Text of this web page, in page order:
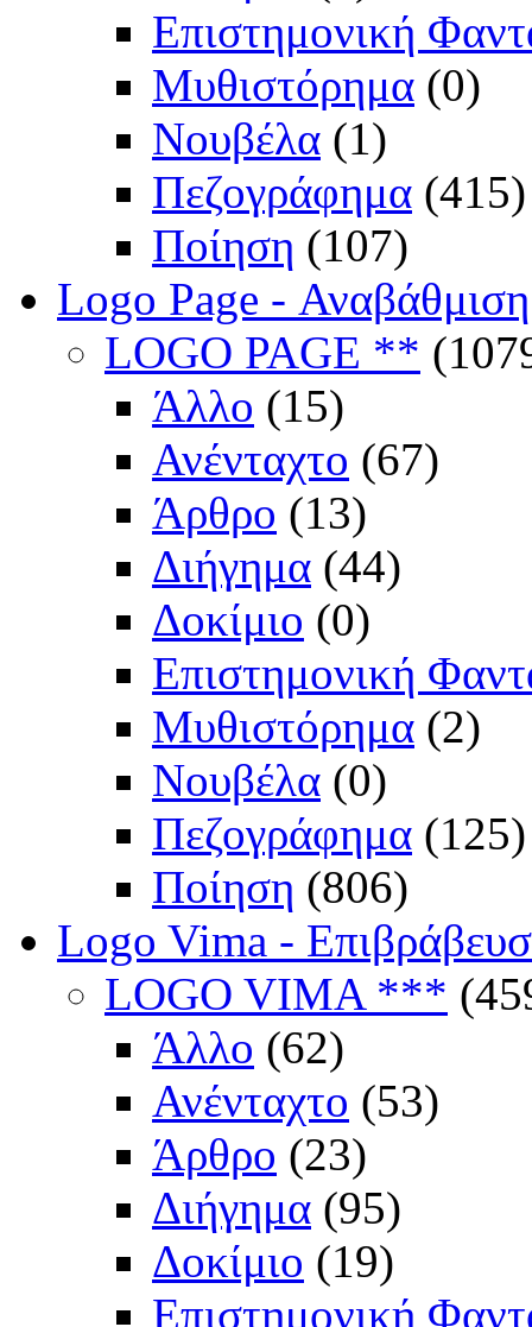
Επιστημονική
Μυθιστόρημα (0)
Νουβέλα (1)
Πεζογράφημα (415)
Ποίηση (107)
Logo Page -
LOGO PAGE **
Άλλο (15)
Ανένταχτο (67)
Άρθρο (13)
Διήγημα (44)
Δοκίμιο (0)
Επιστημονική
Μυθιστόρημα (2)
Νουβέλα (0)
Πεζογράφημα (125)
Ποίηση (806)
Logo Vima -
LOGO VIMA ***
Άλλο (62)
Ανένταχτο (53)
Άρθρο (23)
Διήγημα (95)
Δοκίμιο (19)
Επιστημονική